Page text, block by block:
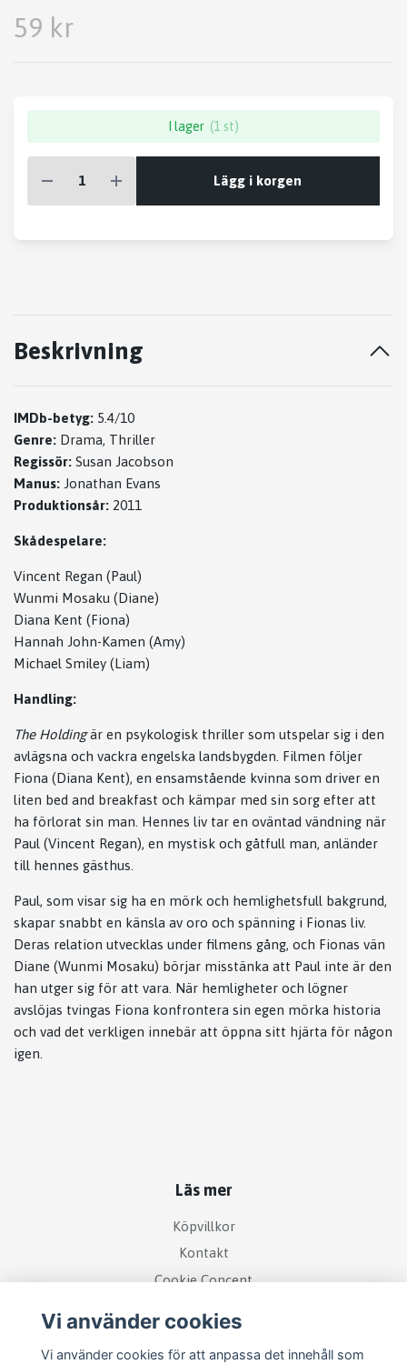
59 kr
I lager (1 st)
Lägg i korgen
Beskrivning
IMDb-betyg: 5.4/10
Genre: Drama, Thriller
Regissör: Susan Jacobson
Manus: Jonathan Evans
Produktionsår: 2011
Skådespelare:
Vincent Regan (Paul)
Wunmi Mosaku (Diane)
Diana Kent (Fiona)
Hannah John-Kamen (Amy)
Michael Smiley (Liam)
Handling:
The Holdingär en psykologisk thriller som utspelar sig i den
avlägsna och vackra engelska landsbygden. Filmen följer
Fiona (Diana Kent), en ensamstående kvinna som driver en
liten bed and breakfast och kämpar med sin sorg efter att
ha förlorat sin man. Hennes liv tar en oväntad vändning när
Paul (Vincent Regan), en mystisk och gåtfull man, anländer
till hennes gästhus.
Paul, som visar sig ha en mörk och hemlighetsfull bakgrund,
skapar snabbt en känsla av oro och spänning i Fionas liv.
Deras relation utvecklas under filmens gång, och Fionas vän
Diane (Wunmi Mosaku) börjar misstänka att Paul inte är den
han utger sig för att vara. När hemligheter och lögner
avslöjas tvingas Fiona konfrontera sin egen mörka historia
och vad det verkligen innebär att öppna sitt hjärta för någon
igen.
Läs mer
Köpvillkor
Kontakt
Cookie Concent
Vi använder cookies
Vi använder cookies för att anpassa det innehåll som